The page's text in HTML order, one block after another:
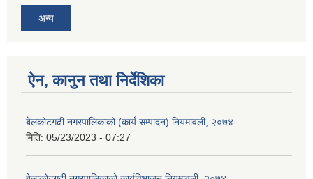
अन्य
ऐन, कानुन तथा निर्देशिका
बेलकोटगढी नगरपालिकाको (कार्य सम्पादन) नियमावली, २०७४
मिति: 05/23/2023 - 07:27